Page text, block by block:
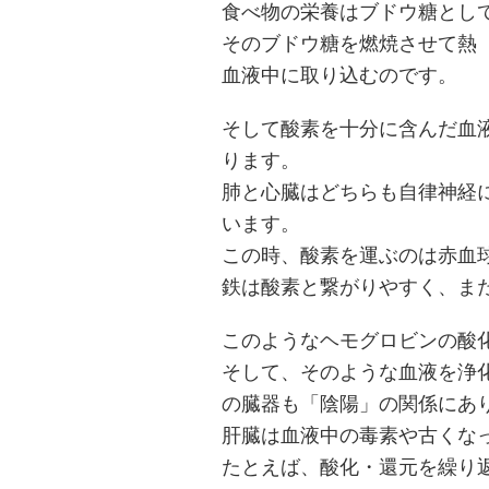
食べ物の栄養はブドウ糖とし
そのブドウ糖を燃焼させて熱
血液中に取り込むのです。
そして酸素を十分に含んだ血
ります。
肺と心臓はどちらも自律神経
います。
この時、酸素を運ぶのは赤血
鉄は酸素と繋がりやすく、ま
このようなヘモグロビンの酸
そして、そのような血液を浄
の臓器も「陰陽」の関係にあ
肝臓は血液中の毒素や古くな
たとえば、酸化・還元を繰り